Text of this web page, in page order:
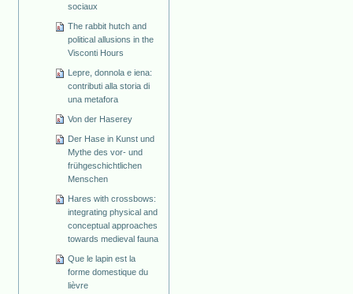
sociaux
The rabbit hutch and
political allusions in the
Visconti Hours
Lepre, donnola e iena:
contributi alla storia di
una metafora
Von der Haserey
Der Hase in Kunst und
Mythe des vor- und
frühgeschichtlichen
Menschen
Hares with crossbows:
integrating physical and
conceptual approaches
towards medieval fauna
Que le lapin est la
forme domestique du
lièvre